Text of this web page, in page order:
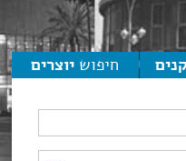
חיפוש יוצרים